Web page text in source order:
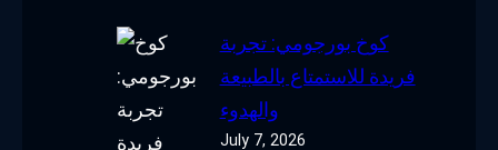
كوخ بورجومي: تجربة
فريدة للاستمتاع بالطبيعة
والهدوء
July 7, 2026